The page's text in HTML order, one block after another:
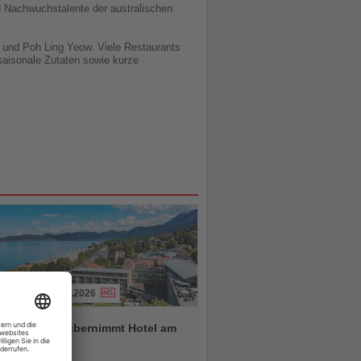
der australischen
Poh Ling Yeow. Viele Restaurants
Zutaten sowie kurze
31.07.2026
Hotels übernimmt Hotel am
See